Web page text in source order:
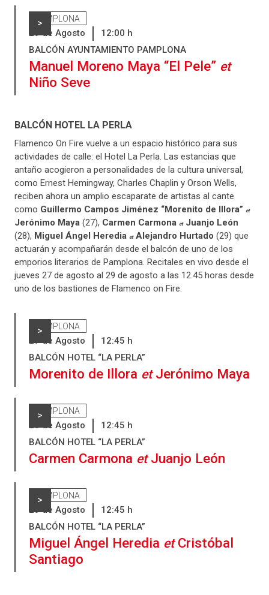
PAMPLONA
29 de Agosto 12:00 h
BALCÓN AYUNTAMIENTO PAMPLONA
Manuel Moreno Maya “El Pele” et
Niño Seve
>
BALCÓN HOTEL LA PERLA
Flamenco On Fire vuelve a un espacio histórico para sus
actividades de calle: el Hotel La Perla. Las estancias que
antaño acogieron a personalidades de la cultura universal,
como Ernest Hemingway, Charles Chaplin y Orson Wells,
reciben ahora un amplio escaparate de artistas al cante
como Guillermo Campos Jiménez “Morenito de Illora” et
Jerónimo Maya (27), Carmen Carmona etJuanjo León
(28), Miguel Ángel Heredia etAlejandro Hurtado (29) que
actuarán y acompañarán desde el balcón de uno de los
emporios literarios de Pamplona. Recitales en vivo desde el
jueves 27 de agosto al 29 de agosto a las 12.45 horas desde
uno de los bastiones de Flamenco on Fire.
PAMPLONA
27 de Agosto 12:45 h
BALCÓN HOTEL “LA PERLA”
Morenito de Illora etJerónimo Maya
>
PAMPLONA
28 de Agosto 12:45 h
BALCÓN HOTEL “LA PERLA”
Carmen Carmona etJuanjo León
>
PAMPLONA
29 de Agosto 12:45 h
BALCÓN HOTEL “LA PERLA”
Miguel Ángel Heredia etCristóbal
Santiago
>